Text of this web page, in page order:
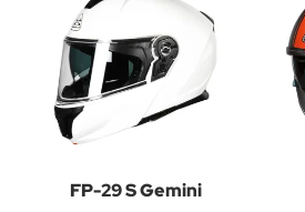
FP-29 S Gemini